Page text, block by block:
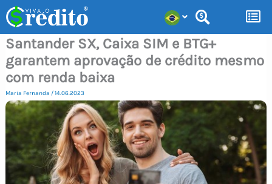
para
conteúdo
Santander SX, Caixa SIM e BTG+
garantem aprovação de crédito mesmo
com renda baixa
Maria Fernanda /14.06.2023